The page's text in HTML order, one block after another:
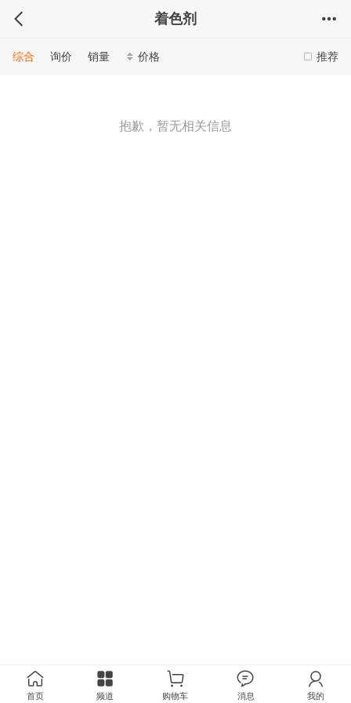
着色剂
推荐
综合 询价 销量 价格
抱歉，暂无相关信息
首页 频道 购物车 消息 我的